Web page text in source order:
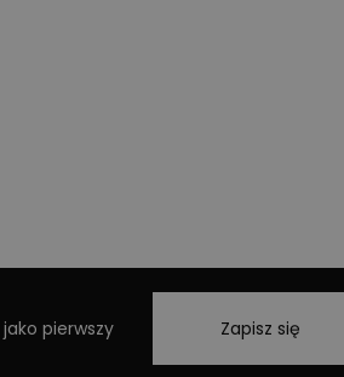
pierwszy Zapisz się